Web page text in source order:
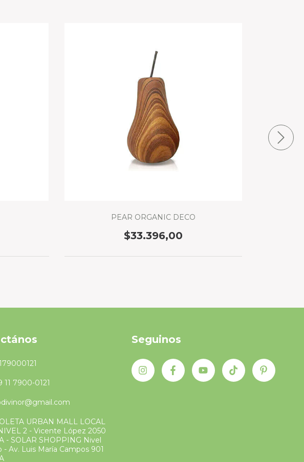
PEAR ORGANIC DECO
$33.396,00
11 7900-0121
URBAN MALL LOCAL
2 - Vicente López 2050
- SOLAR SHOPPING Nivel
- Av. Luis María Campos 901
Seguinos